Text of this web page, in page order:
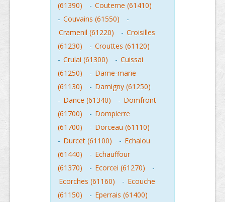
(61390)
- Couterne (61410)
- Couvains (61550)
-
Cramenil (61220)
- Croisilles
(61230)
- Crouttes (61120)
- Crulai (61300) - Cuissai
(61250)
- Dame-marie
(61130)
- Damigny (61250)
- Dance (61340) - Domfront
(61700)
- Dompierre
(61700)
- Dorceau (61110)
- Durcet (61100) - Echalou
(61440)
- Echauffour
(61370)
- Ecorcei (61270)
-
Ecorches (61160)
- Ecouche
(61150)
- Eperrais (61400)